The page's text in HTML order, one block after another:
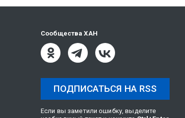
Сообщества ХАН
ПОДПИСАТЬСЯ НА RSS
Если вы заметили ошибку, выделите